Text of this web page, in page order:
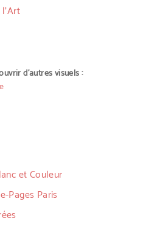
d’autres visuels :
et Couleur
Pages Paris